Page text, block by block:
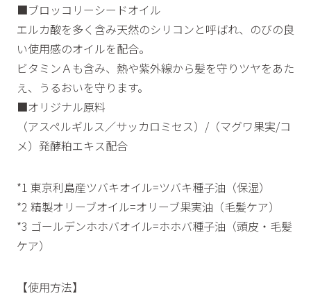
■ブロッコリーシードオイル
エルカ酸を多く含み天然のシリコンと呼ばれ、のびの良
い使用感のオイルを配合。
ビタミンＡも含み、熱や紫外線から髪を守りツヤをあた
え、うるおいを守ります。
■オリジナル原料
（アスペルギルス／サッカロミセス）/（マグワ果実/コ
メ）発酵粕エキス配合
*1 東京利島産ツバキオイル=ツバキ種子油（保湿）
*2 精製オリーブオイル=オリーブ果実油（毛髪ケア）
*3 ゴールデンホホバオイル=ホホバ種子油（頭皮・毛髪
ケア）
【使用方法】